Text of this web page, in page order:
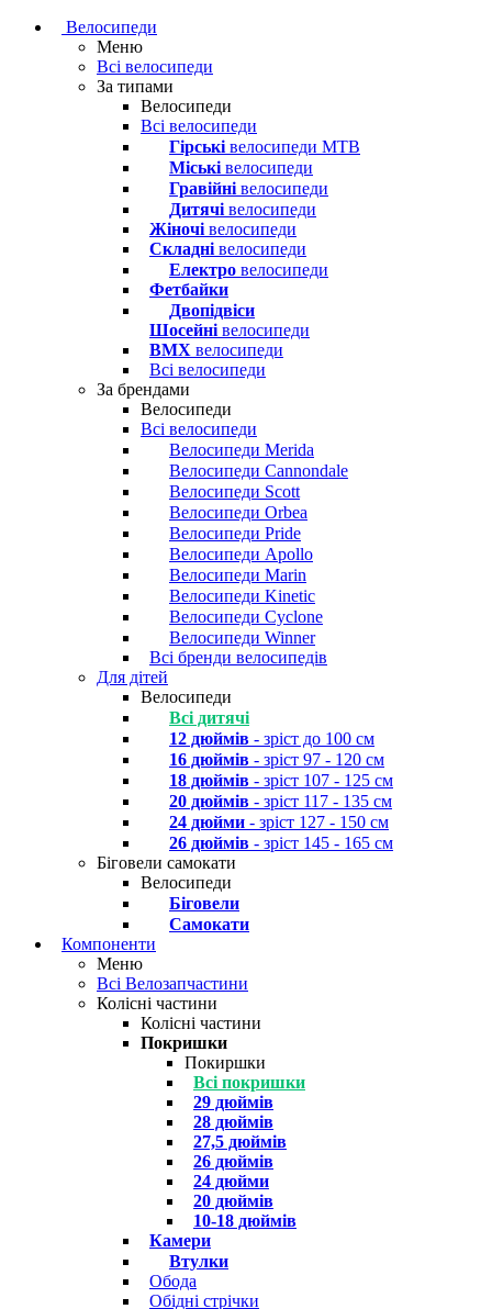
Велосипеди
Меню
Всі велосипеди
За типами
Велосипеди
Всі велосипеди
Гірські велосипеди MTB
Міські велосипеди
Гравійні велосипеди
Дитячі велосипеди
Жіночі велосипеди
Складні велосипеди
Електро велосипеди
Фетбайки
Двопідвіси
Шосейні велосипеди
BMX велосипеди
Всі велосипеди
За брендами
Велосипеди
Всі велосипеди
Велосипеди Merida
Велосипеди Cannondale
Велосипеди Scott
Велосипеди Orbea
Велосипеди Pride
Велосипеди Apollo
Велосипеди Marin
Велосипеди Kinetic
Велосипеди Cyclone
Велосипеди Winner
Всі бренди велосипедів
Для дітей
Велосипеди
Всі дитячі
12 дюймів - зріст до 100 см
16 дюймів - зріст 97 - 120 см
18 дюймів - зріст 107 - 125 см
20 дюймів - зріст 117 - 135 см
24 дюйми - зріст 127 - 150 см
26 дюймів - зріст 145 - 165 см
Біговели самокати
Велосипеди
Біговели
Самокати
Компоненти
Меню
Всі Велозапчастини
Колісні частини
Колісні частини
Покришки
Покиршки
Всі покришки
29 дюймів
28 дюймів
27,5 дюймів
26 дюймів
24 дюйми
20 дюймів
10-18 дюймів
Камери
Втулки
Обода
Обідні стрічки